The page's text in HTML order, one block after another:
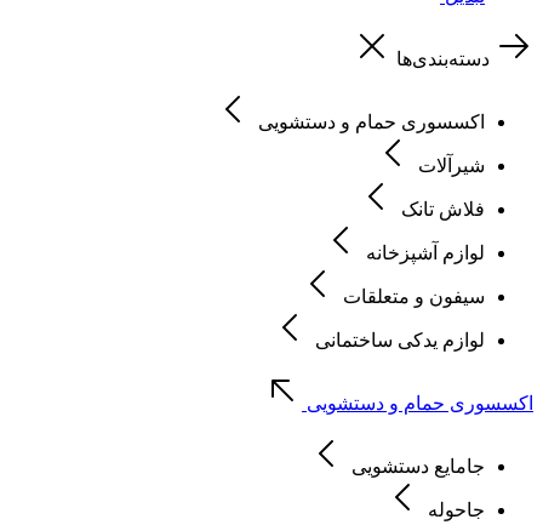
دسته‌بندی‌ها
اکسسوری حمام و دستشویی
شیرآلات
فلاش تانک
لوازم آشپزخانه
سیفون و متعلقات
لوازم یدکی ساختمانی
اکسسوری حمام و دستشویی
جامایع دستشویی
جاحوله